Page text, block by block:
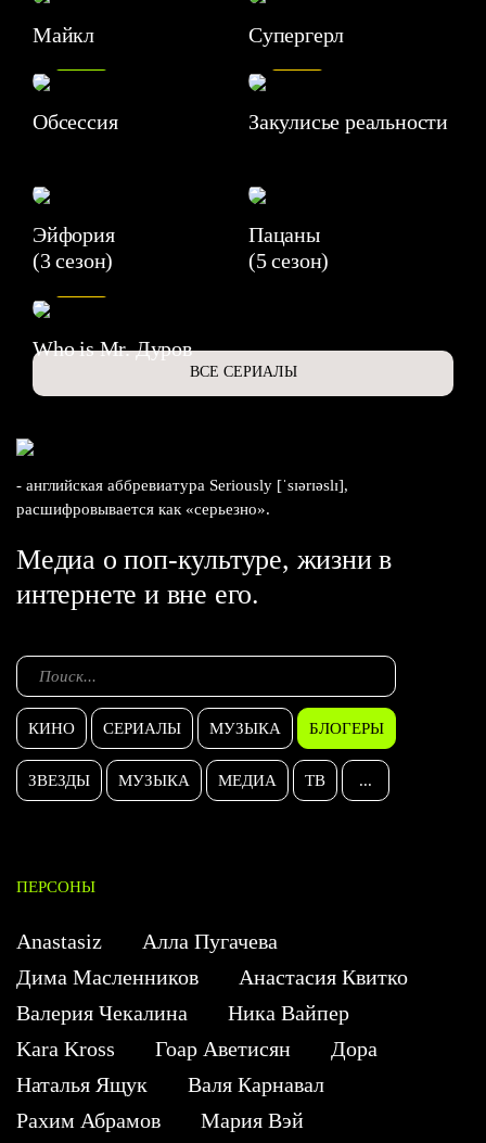
Майкл Супергерл
8.2
Обсессия
7.1
Закулисье реальности
Эйфория
(3 сезон)
Пацаны
(5 сезон)
Who is Mr. Дуров
ВСЕ СЕРИАЛЫ
- английская аббревиатура Seriously [ˈsɪərɪəslɪ],
расшифровывается как «серьезно».
Медиа о поп-культуре, жизни в
интернете и вне его.
КИНО СЕРИАЛЫ МУЗЫКА БЛОГЕРЫ
ЗВЕЗДЫ МУЗЫКА МЕДИА ТВ ...
ПЕРСОНЫ
Anastasiz
Алла Пугачева
Дима Масленников
Анастасия Квитко
Валерия Чекалина
Ника Вайпер
Kara Kross
Гоар Аветисян
Дора
Наталья Ящук
Валя Карнавал
Рахим Абрамов
Мария Вэй